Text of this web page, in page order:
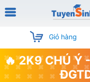
Giỏ hàng
🔥 2K9 CHÚ Ý